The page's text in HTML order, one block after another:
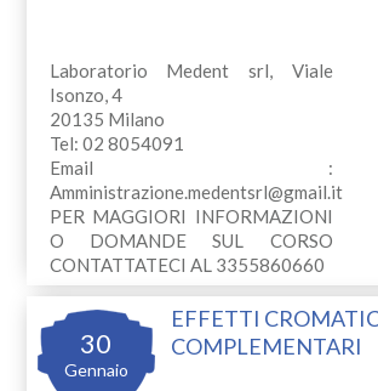
Laboratorio Medent srl, Viale
Isonzo, 4
20135 Milano
Tel: 02 8054091
Email :
Amministrazione.medentsrl@gmail.it
PER MAGGIORI INFORMAZIONI
O DOMANDE SUL CORSO
CONTATTATECI AL 3355860660
30
Gennaio
EFFETTI
COMPLEMENTARI